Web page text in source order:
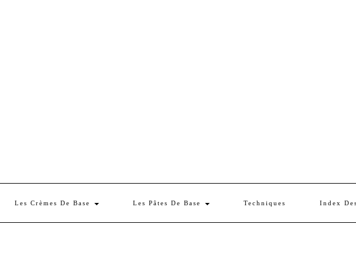
Les Crèmes De Base Les Pâtes De Base Techniques Index